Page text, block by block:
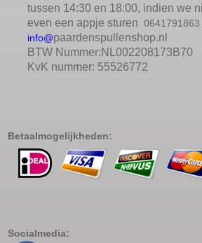
tussen 14:30 en 18:00, indien we
even een appje sturen 0641791863
info@paardenspullenshop.nl
BTW Nummer:NL002208173B70
KvK nummer: 55526772
Betaalmogelijkheden:
Socialmedia: